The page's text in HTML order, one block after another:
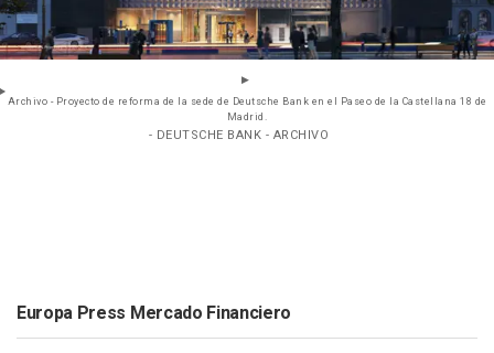
Archivo - Proyecto de reforma de la sede de Deutsche Bank en el Paseo de la Castellana 18 de
Madrid.
- DEUTSCHE BANK - ARCHIVO
Europa Press Mercado Financiero